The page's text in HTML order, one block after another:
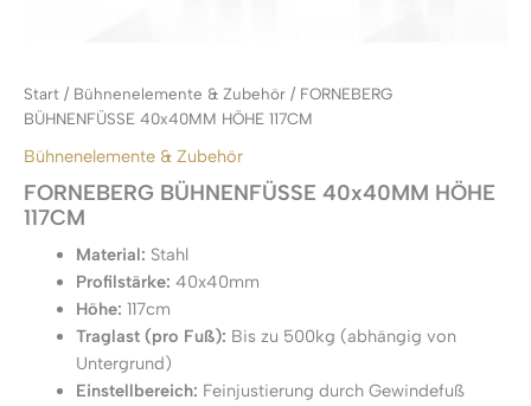
Start / Bühnenelemente & Zubehör / FORNEBERG
BÜHNENFÜSSE 40x40MM HÖHE 117CM
Bühnenelemente & Zubehör
FORNEBERG BÜHNENFÜSSE 40x40MM HÖHE
117CM
Material: Stahl
Profilstärke: 40x40mm
Höhe: 117cm
Traglast (pro Fuß): Bis zu 500kg (abhängig von
Untergrund)
Einstellbereich: Feinjustierung durch Gewindefuß